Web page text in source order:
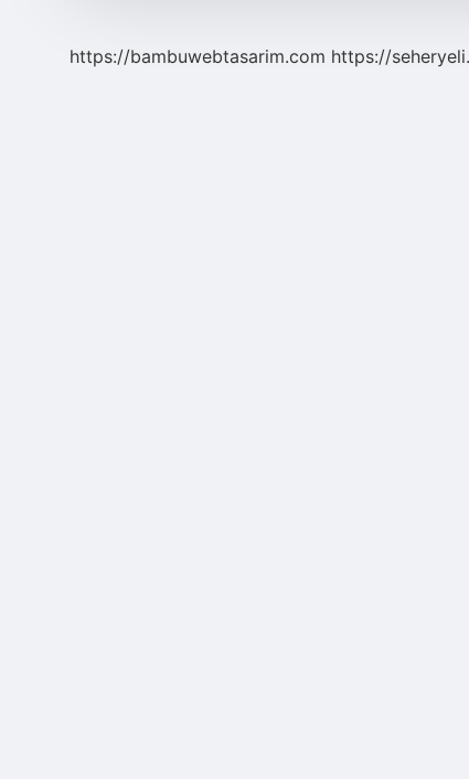
https://bambuwebtasarim.com https://